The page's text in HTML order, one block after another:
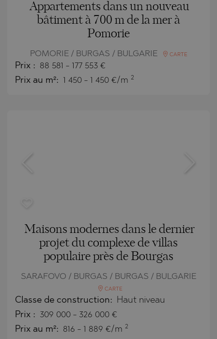
Appartements dans un nouveau
bâtiment à 700 m de la mer à
Pomorie
POMORIE / BURGAS / BULGARIE CARTE
Prix : 88 581 - 177 553 €
Prix au m²: 1 450 - 1 450 €/m 2
Maisons modernes dans le dernier
projet du complexe de villas
populaire près de Bourgas
SARAFOVO / BURGAS / BURGAS / BULGARIE
CARTE
Classe de construction: Haut niveau
Prix : 309 000 - 326 000 €
Prix au m²: 816 - 1 889 €/m 2